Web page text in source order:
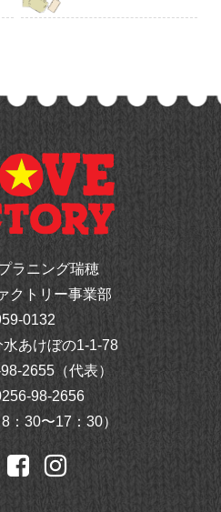
ラニング瑞穂
クトリー事業部
0132
あけぼの1-1-78
2655（代表）
98-2656
：30〜17：30）